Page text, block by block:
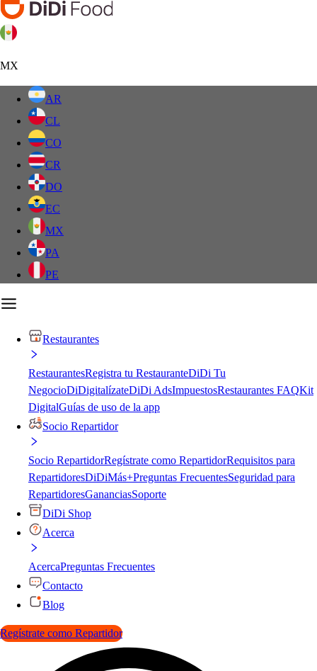
MX
AR
CL
CO
CR
DO
EC
MX
PA
PE
Restaurantes
RestaurantesRegistra tu RestauranteDiDi Tu
NegocioDiDigitalízateDiDi AdsImpuestosRestaurantes FAQKit
DigitalGuías de uso de la app
Socio Repartidor
Socio RepartidorRegístrate como RepartidorRequisitos para
RepartidoresDiDiMás+Preguntas FrecuentesSeguridad para
RepartidoresGananciasSoporte
DiDi Shop
Acerca
AcercaPreguntas Frecuentes
Contacto
Blog
Regístrate como Repartidor